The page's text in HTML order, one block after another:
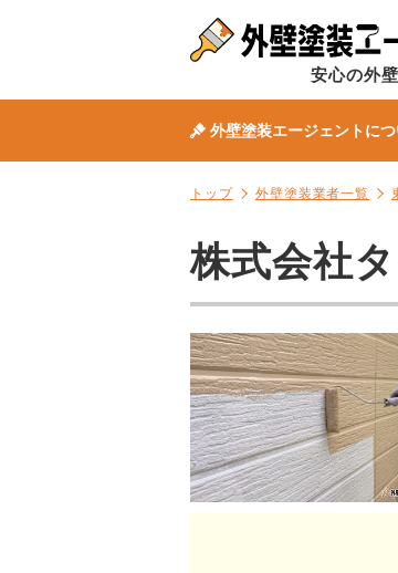
安心の外
外壁塗装エージェントに
トップ 外壁塗装業者一覧
株式会社